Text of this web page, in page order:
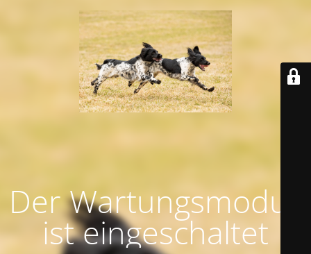
Der Wartungsmodus
ist eingeschaltet